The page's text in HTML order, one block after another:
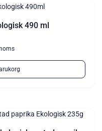
490 ml